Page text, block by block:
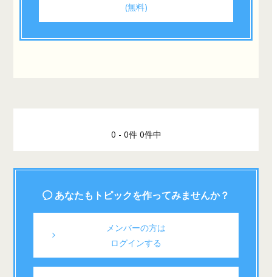
(無料)
0 - 0件 0件中
あなたもトピックを作ってみませんか？
メンバーの方は
ログインする